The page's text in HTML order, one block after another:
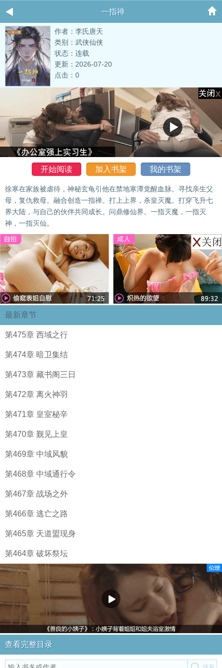
一指禅
作者：李氏唐天
类别：武侠仙侠
状态：连载
更新：2026-07-20
点击：0
开始阅读 加入书架 我的书架
徐寒在家族被虐待，神秘玄龟引他在禁地寒潭觉醒血脉。寻找亲生父
母，复仇救母。融合创造一指禅。打上上界，杀皇灭魔。打穿飞升七
界大陆，与自己的伙伴共同成长。问鼎修仙界。一指灭魔，一指灭
神，一指灭仙。
最新章节
第475章 西域之行
第474章 暗卫集结
第473章 藏书阁三日
第472章 离火神羽
第471章 皇室秘辛
第470章 觐见上皇
第469章 中域风貌
第468章 中域通行令
第467章 战场之外
第466章 逃亡之路
第465章 天道盟现身
第464章 破坏祭坛
查看完整目录